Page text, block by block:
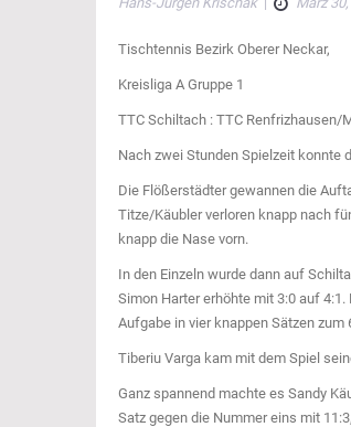
Tischtennis Bezirk Oberer Neckar,
Kreisliga A Gruppe 1
TTC Schiltach : TTC Renfrizhausen/
Nach zwei Stunden Spielzeit konnte
Die Flößerstädter gewannen die
Titze/Käubler verloren knapp nach
knapp die Nase vorn.
In den Einzeln wurde dann auf
Simon Harter erhöhte mit 3:0 auf
Aufgabe in vier knappen Sätzen zum
Tiberiu Varga kam mit dem Spiel
Ganz spannend machte es Sandy
Satz gegen die Nummer eins mit